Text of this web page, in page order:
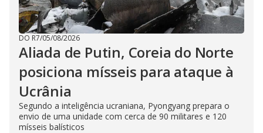
DO R7/05/08/2026
Aliada de Putin, Coreia do Norte
posiciona mísseis para ataque à
Ucrânia
Segundo a inteligência ucraniana, Pyongyang prepara o
envio de uma unidade com cerca de 90 militares e 120
mísseis balísticos